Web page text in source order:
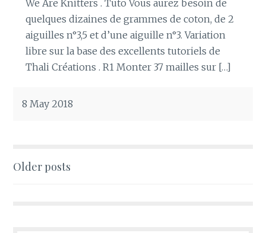
We Are Knitters . Tuto Vous aurez besoin de
quelques dizaines de grammes de coton, de 2
aiguilles n°3,5 et d’une aiguille n°3. Variation
libre sur la base des excellents tutoriels de
Thali Créations . R1 Monter 37 mailles sur […]
8 May 2018
Posts
Older posts